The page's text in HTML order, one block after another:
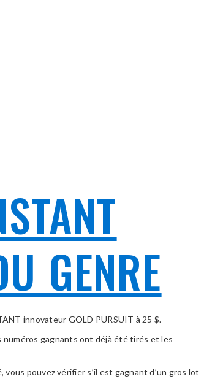
GENRE
innovateur GOLD PURSUIT à 25 $.
gagnants ont déjà été tirés et les
pouvez vérifier s’il est gagnant d’un gros lot